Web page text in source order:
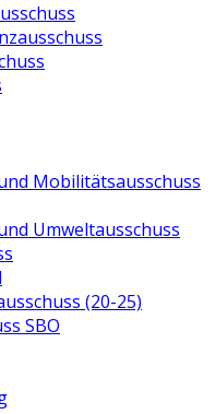
Mobilitätsausschuss
Umweltausschuss
(20-25)
SBO